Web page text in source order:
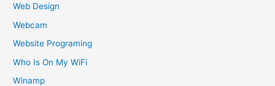
Web Design
Webcam
Website Programing
Who Is On My WiFi
Winamp